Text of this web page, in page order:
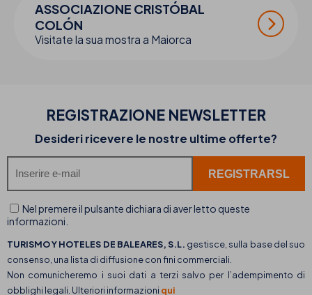
ASSOCIAZIONE CRISTÓBAL
COLÓN
Visitate la sua mostra a Maiorca
REGISTRAZIONE NEWSLETTER
Desideri ricevere le nostre ultime offerte?
Nel premere il pulsante dichiara di aver letto queste
informazioni.
TURISMO Y HOTELES DE BALEARES, S.L. gestisce, sulla base del suo
consenso, una lista di diffusione con fini commerciali.
Non comunicheremo i suoi dati a terzi salvo per l’adempimento di
obblighi legali. Ulteriori informazioni qui